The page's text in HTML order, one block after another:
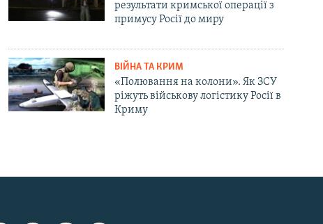
результати кримської операції з
примусу Росії до миру
ВІЙНА ТА КРИМ
«Полювання на колони». Як ЗСУ
ріжуть військову логістику Росії в
Криму